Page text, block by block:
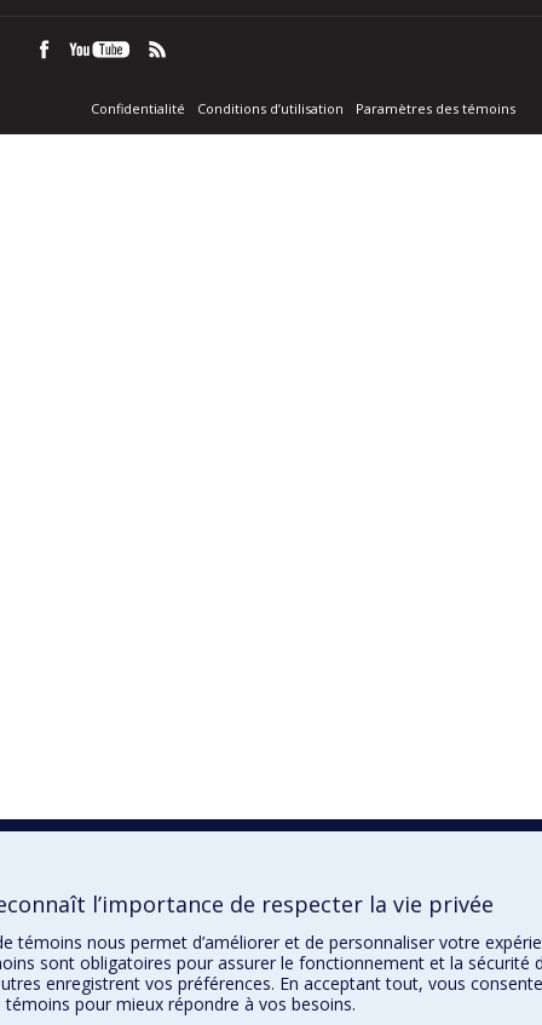
Confidentialité Conditions d’utilisation Paramètres des témoins
l’importance de respecter la vie privée
témoins nous permet d’améliorer et de personnaliser votre
sont obligatoires pour assurer le fonctionnement et la sécurité
enregistrent vos préférences. En acceptant tout, vous
pour mieux répondre à vos besoins.